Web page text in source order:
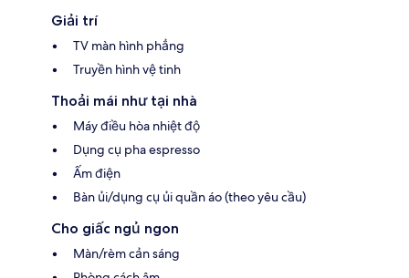
Giải trí
TV màn hình phẳng
Truyền hình vệ tinh
Thoải mái như tại nhà
Máy điều hòa nhiệt độ
Dụng cụ pha espresso
Ấm điện
Bàn ủi/dụng cụ ủi quần áo (theo yêu cầu)
Cho giấc ngủ ngon
Màn/rèm cản sáng